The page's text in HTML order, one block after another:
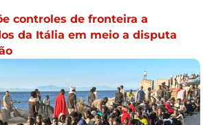
controles de fronteira a
da Itália em meio a disputa